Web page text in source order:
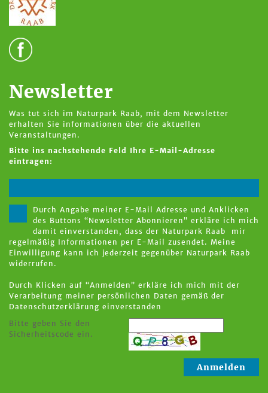
Newsletter
Was tut sich im Naturpark Raab, mit dem Newsletter
erhalten Sie informationen über die aktuellen
Veranstaltungen.
Bitte ins nachstehende Feld Ihre E-Mail-Adresse
eintragen:
Durch Angabe meiner E-Mail Adresse und Anklicken
des Buttons “Newsletter Abonnieren” erkläre ich mich
damit einverstanden, dass der Naturpark Raab mir
regelmäßig Informationen per E-Mail zusendet. Meine
Einwilligung kann ich jederzeit gegenüber Naturpark Raab
widerrufen.
Durch Klicken auf “Anmelden” erkläre ich mich mit der
Verarbeitung meiner persönlichen Daten gemäß der
Datenschutzerklärung einverstanden
Bitte geben Sie den
Sicherheitscode ein.
Anmelden